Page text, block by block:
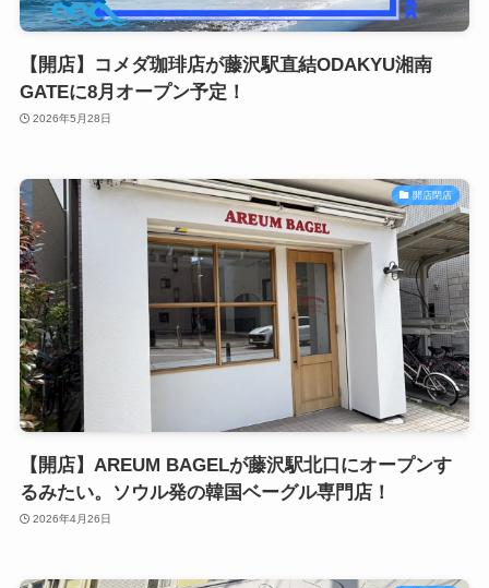
【開店】コメダ珈琲店が藤沢駅直結ODAKYU湘南
GATEに8月オープン予定！
2026年5月28日
開店閉店
【開店】AREUM BAGELが藤沢駅北口にオープンす
るみたい。ソウル発の韓国ベーグル専門店！
2026年4月26日